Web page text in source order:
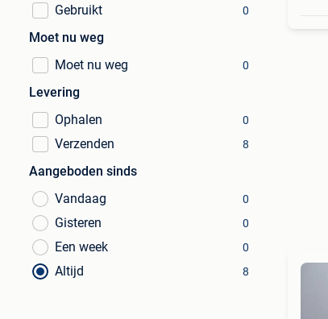
Gebruikt 0
Moet nu weg
Moet nu weg
0
Levering
Ophalen
0
Verzenden 8
Aangeboden sinds
Vandaag
0
Gisteren 0
Een week 0
Altijd 8